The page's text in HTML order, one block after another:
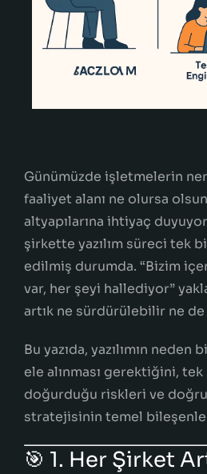
Günümüzde işletmelerin
faaliyet alanı ne olursa
altyapılarına ihtiyaç
şirkette yazılım süreci tek
edilmiş durumda. “Bizim
var, her şeyi hallediyor”
artık ne sürdürülebilir ne
Bu yazıda, yazılımın neden
ele alınması gerektiğini, tek
doğurduğu riskleri ve doğru
stratejisinin temel
🎯 1. Her Şirket